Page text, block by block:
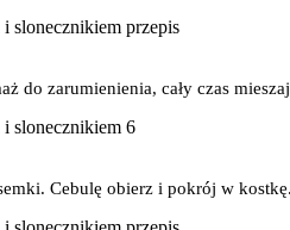
do zarumienienia, cały czas
Cebulę obierz i pokrój w kostkę.